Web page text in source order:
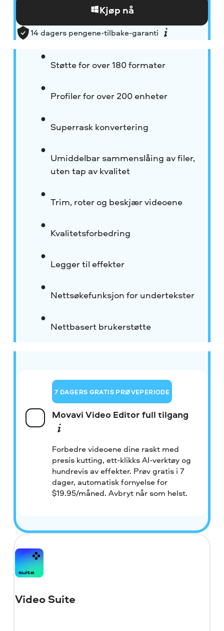
Kjøp nå
14 dagers pengene-tilbake-garanti
Støtte for over 180 formater
Profiler for over 200 enheter
Superrask konvertering
Umiddelbar sammenslåing av filer,
uten tap av kvalitet
Trim, roter og beskjær videoene
Kvalitetsforbedring
Legger til effekter
Nettsøkefunksjon for undertekster
Nettbasert brukerstøtte
7 DAGERS GRATIS PRØVEPERIODE
Movavi Video Editor full tilgang
Forbedre videoene dine raskt med
presis kutting, ett-klikks AI-verktøy og
hundrevis av effekter. Prøv gratis i 7
dager, automatisk fornyelse for
$19.95/måned. Avbryt når som helst.
Video Suite